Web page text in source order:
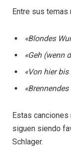
Entre sus
«Blondes
«Geh (wenn
«Von hier
«Brennendes
Estas
siguen siendo
Schlager.